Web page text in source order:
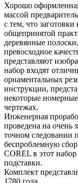
Хорошо
массой
с тем, что
общепринятой
деревянные
превосходное
представляют
набор входят
орнаментальных
инструкции,
некоторые
чертежах.
Инженерная
проведена на очень
точном следовании
беспроблемную
COREL в этот
подставки.
Комплект
1780 года.